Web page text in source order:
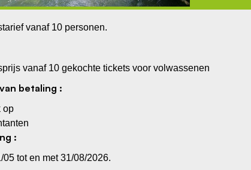
vanaf 10 personen.
vanaf 10 gekochte tickets voor volwassenen
betaling :
op
:
05 tot en met 31/08/2026.